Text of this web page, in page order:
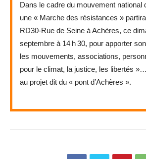
Dans le cadre du mouvement national
une « Marche des résistances »
RD30-Rue de Seine à Achères, ce
septembre à 14 h 30, pour apporter
les mouvements, associations,
pour le climat, la justice, les libertés
au ­projet dit du « pont d’Achères ».